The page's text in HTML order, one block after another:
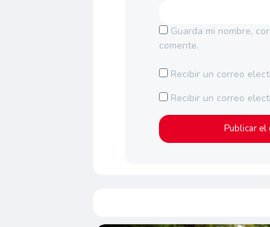
Guarda mi nombre,
comente.
Recibir un correo
Recibir un correo